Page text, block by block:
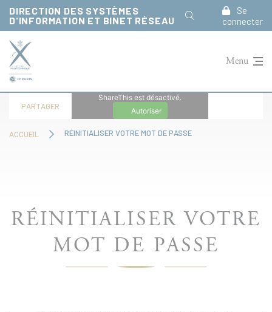
DIRECTION DES SYSTÈMES
D'INFORMATION ET BINET RÉSEAU
Se
connecter
Menu
ACCUEIL RÉINITIALISER VOTRE MOT DE PASSE
PARTAGER
ShareThis est désactivé.
Autoriser
RÉINITIALISER VOTRE
MOT DE PASSE
Panneau de gestion des cookies